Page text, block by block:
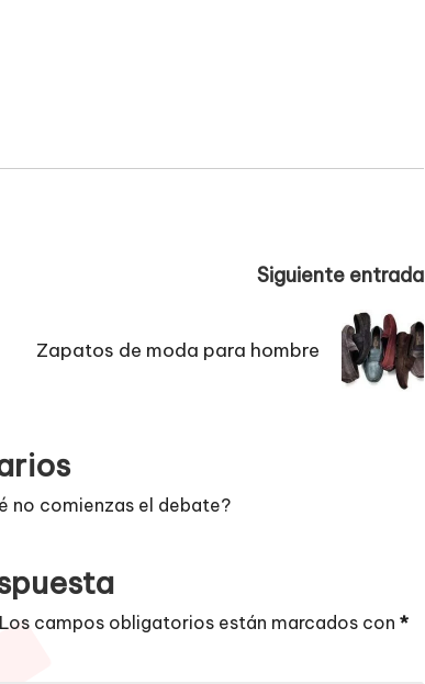
Siguiente entrada
Zapatos de moda para hombre
no comienzas el debate?
Los campos obligatorios están marcados con*